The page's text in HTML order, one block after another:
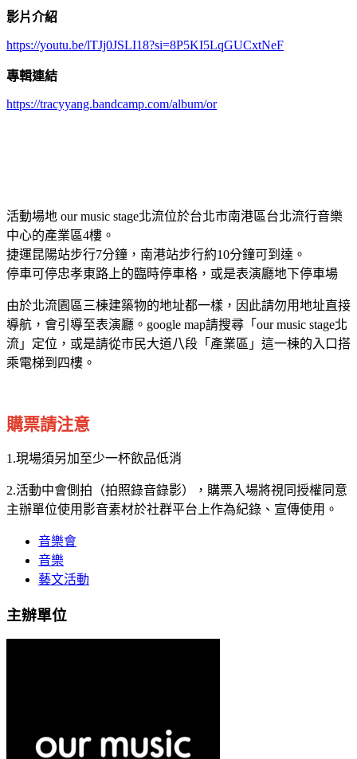
影片介紹
https://youtu.be/lTJj0JSLI18?si=8P5KI5LqGUCxtNeF
專輯連結
https://tracyyang.bandcamp.com/album/or
活動場地 our music stage北流位於台北市南港區台北流行音樂
中心的產業區4樓。
捷運昆陽站步行7分鐘，南港站步行約10分鐘可到達。
停車可停忠孝東路上的臨時停車格，或是表演廳地下停車場
由於北流園區三棟建築物的地址都一樣，因此請勿用地址直接
導航，會引導至表演廳。google map請搜尋「our music stage北
流」定位，或是請從市民大道八段「產業區」這一棟的入口搭
乘電梯到四樓。
購票請注意
1.現場須另加至少一杯飲品低消
2.活動中會側拍（拍照錄音錄影），購票入場將視同授權同意
主辦單位使用影音素材於社群平台上作為紀錄、宣傳使用。
音樂會
音樂
藝文活動
主辦單位